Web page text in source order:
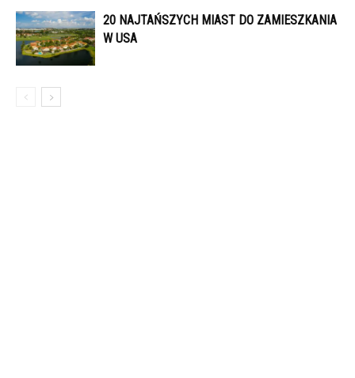
20 NAJTAŃSZYCH MIAST DO ZAMIESZKANIA
W USA